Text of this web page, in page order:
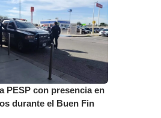
PESP con presencia en
durante el Buen Fin